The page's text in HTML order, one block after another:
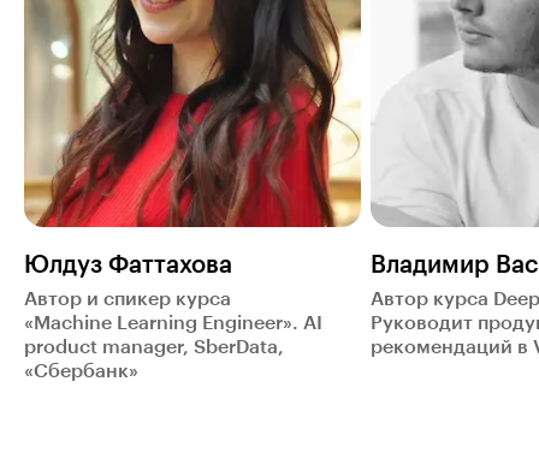
Юлдуз Фаттахова
Автор и спикер курса
«Machine Learning Engineer». AI
product manager, SberData,
«Сбербанк»
Владимир
Автор курса
Руководит
рекомендаций в